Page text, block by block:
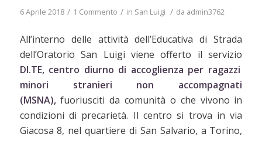
6 Aprile 2018 / 1 Commento / in San Luigi / da admin3762
All’interno delle attività dell’Educativa di Strada
dell’Oratorio San Luigi viene offerto il servizio
DI.TE, centro diurno di accoglienza per ragazzi
minori stranieri non accompagnati
(MSNA),fuoriusciti da comunità o che vivono in
condizioni di precarietà. Il centro si trova in via
Giacosa 8, nel quartiere di San Salvario, a Torino,